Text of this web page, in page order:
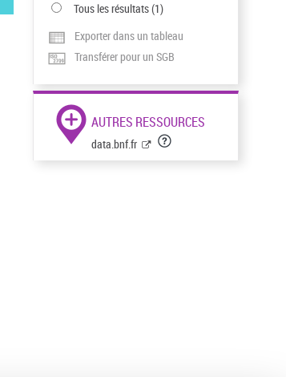
Tous les résultats(1)
Exporter dans un tableau
Transférer pour un SGB
AUTRES RESSOURCES
data.bnf.fr